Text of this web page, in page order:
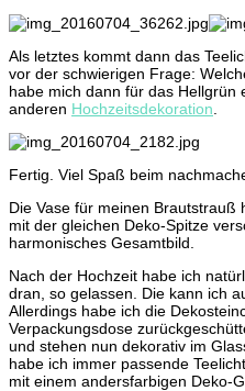
Als letztes kommt dann das
vor der schwierigen Frage:
habe mich dann für das Hellgrün
anderen Hochzeitsdekoration
Fertig. Viel Spaß beim
Die Vase für meinen Brautstrauß
mit der gleichen Deko-Spitze
harmonisches Gesamtbild.
Nach der Hochzeit habe ich
dran, so gelassen. Die kann ich
Allerdings habe ich die
Verpackungsdose
und stehen nun dekorativ im
habe ich immer passende
mit einem andersfarbigen Deko-